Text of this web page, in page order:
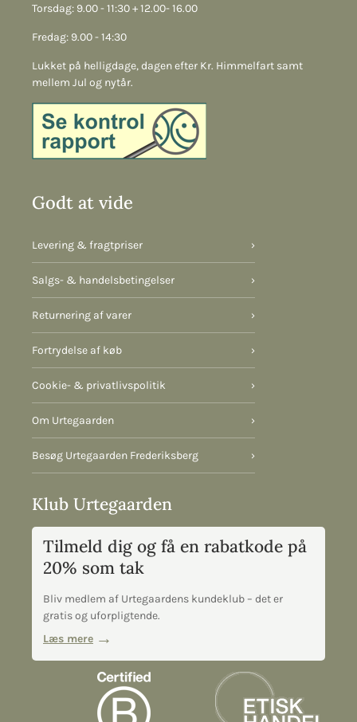
Torsdag: 9.00 - 11:30 + 12.00- 16.00
Fredag: 9.00 - 14:30
Lukket på helligdage, dagen efter Kr. Himmelfart samt
mellem Jul og nytår.
Godt at vide
Levering & fragtpriser ›
Salgs- & handelsbetingelser ›
Returnering af varer ›
Fortrydelse af køb ›
Cookie- & privatlivspolitik ›
Om Urtegaarden ›
Besøg Urtegaarden Frederiksberg ›
Klub Urtegaarden
Tilmeld dig og få en rabatkode på
20% som tak
Bliv medlem af Urtegaardens kundeklub – det er
gratis og uforpligtende.
Læs mere